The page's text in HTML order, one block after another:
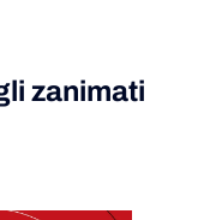
zanimati